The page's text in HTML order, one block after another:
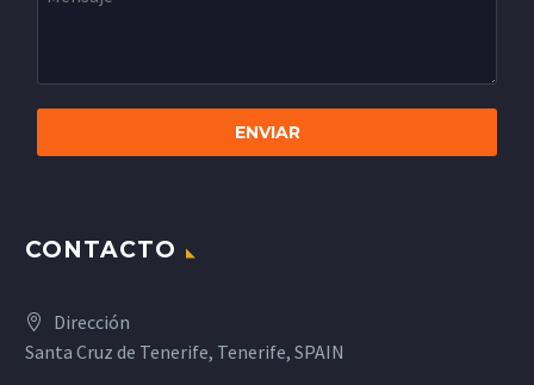
CONTACTO
Dirección
Santa Cruz de Tenerife, Tenerife, SPAIN